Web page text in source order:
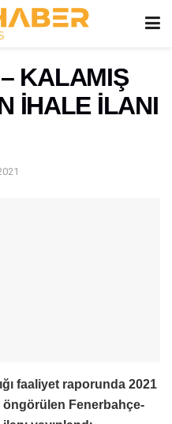
KALAMIŞ
İHALE İLANI
faaliyet raporunda 2021
öngörülen Fenerbahçe-